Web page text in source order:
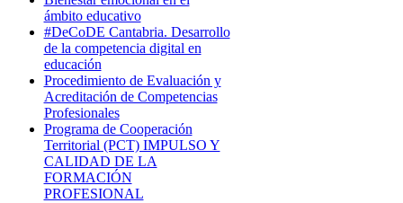
ámbito educativo
#DeCoDE Cantabria. Desarrollo
de la competencia digital en
educación
Procedimiento de Evaluación y
Acreditación de Competencias
Profesionales
Programa de Cooperación
Territorial (PCT) IMPULSO Y
CALIDAD DE LA
FORMACIÓN
PROFESIONAL